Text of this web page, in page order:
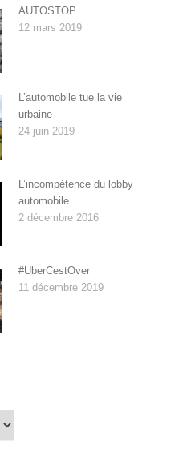
AUTOSTOP
12 mars 2019
L’automobile tue la vie
urbaine
24 juin 2019
L’incompétence du lobby
automobile
2 décembre 2016
#UberCestOver
11 décembre 2019